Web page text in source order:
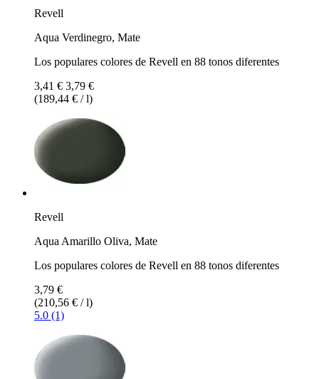
Revell
Aqua Verdinegro, Mate
Los populares colores de Revell en 88 tonos diferentes
3,41 € 3,79 €
(189,44 € / l)
Revell
Aqua Amarillo Oliva, Mate
Los populares colores de Revell en 88 tonos diferentes
3,79 €
(210,56 € / l)
5.0 (1)